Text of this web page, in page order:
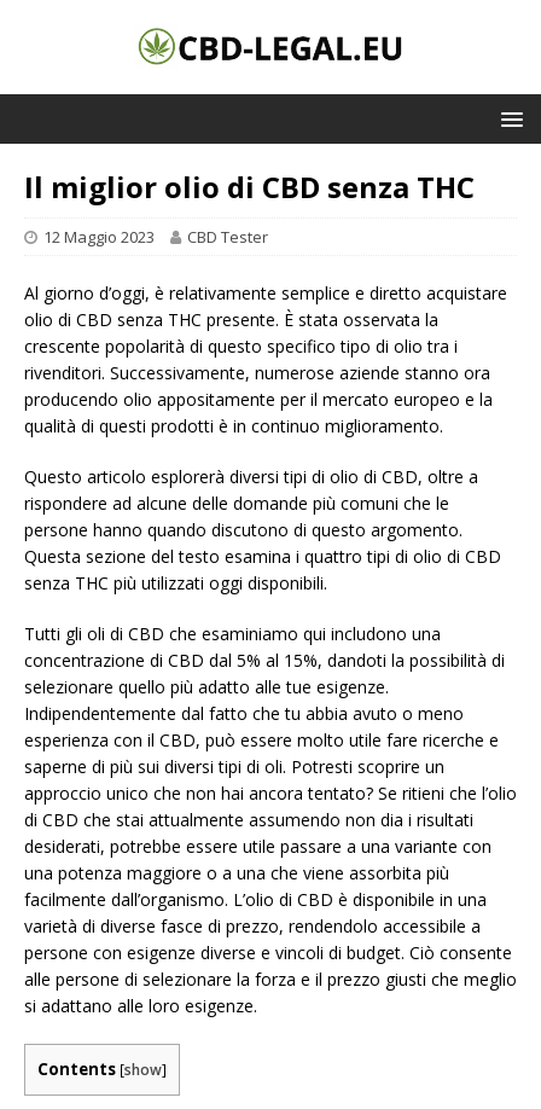
Il miglior olio di CBD senza THC
12 Maggio 2023 CBD Tester
Al giorno d’oggi, è relativamente semplice e diretto acquistare
olio di CBD senza THC presente. È stata osservata la
crescente popolarità di questo specifico tipo di olio tra i
rivenditori. Successivamente, numerose aziende stanno ora
producendo olio appositamente per il mercato europeo e la
qualità di questi prodotti è in continuo miglioramento.
Questo articolo esplorerà diversi tipi di olio di CBD, oltre a
rispondere ad alcune delle domande più comuni che le
persone hanno quando discutono di questo argomento.
Questa sezione del testo esamina i quattro tipi di olio di CBD
senza THC più utilizzati oggi disponibili.
Tutti gli oli di CBD che esaminiamo qui includono una
concentrazione di CBD dal 5% al 15%, dandoti la possibilità di
selezionare quello più adatto alle tue esigenze.
Indipendentemente dal fatto che tu abbia avuto o meno
esperienza con il CBD, può essere molto utile fare ricerche e
saperne di più sui diversi tipi di oli. Potresti scoprire un
approccio unico che non hai ancora tentato? Se ritieni che l’olio
di CBD che stai attualmente assumendo non dia i risultati
desiderati, potrebbe essere utile passare a una variante con
una potenza maggiore o a una che viene assorbita più
facilmente dall’organismo. L’olio di CBD è disponibile in una
varietà di diverse fasce di prezzo, rendendolo accessibile a
persone con esigenze diverse e vincoli di budget. Ciò consente
alle persone di selezionare la forza e il prezzo giusti che meglio
si adattano alle loro esigenze.
Contents [show]